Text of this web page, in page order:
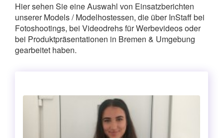
Hier sehen Sie eine Auswahl von Einsatzberichten
unserer Models / Modelhostessen, die über InStaff bei
Fotoshootings, bei Videodrehs für Werbevideos oder
bei Produktpräsentationen in Bremen & Umgebung
gearbeitet haben.